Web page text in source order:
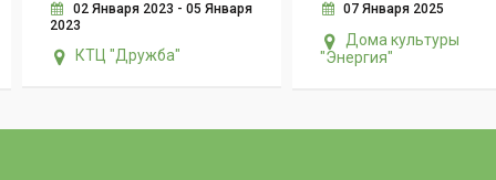
02 Января 2023 - 05 Января
2023
КТЦ "Дружба"
07 Января 2025
Дома культуры
"Энергия"